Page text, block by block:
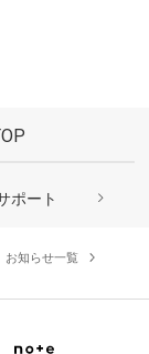
ポート
お知らせ一覧